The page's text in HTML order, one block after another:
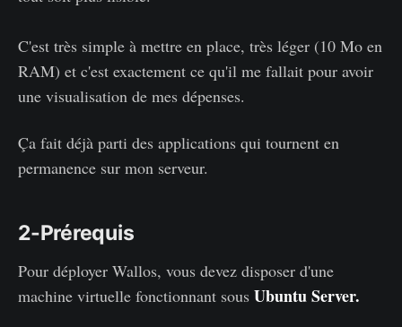
C'est très simple à mettre en place, très léger (10 Mo en
RAM) et c'est exactement ce qu'il me fallait pour avoir
une visualisation de mes dépenses.
Ça fait déjà parti des applications qui tournent en
permanence sur mon serveur.
2-Prérequis
Pour déployer Wallos, vous devez disposer d'une
machine virtuelle fonctionnant sous Ubuntu Server.